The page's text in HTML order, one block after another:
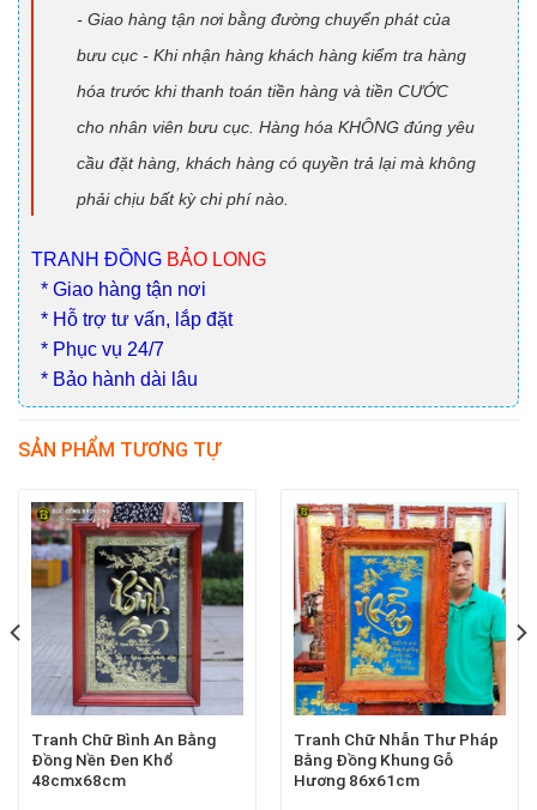
- Giao hàng tận nơi bằng đường chuyển phát của
bưu cục - Khi nhận hàng khách hàng kiểm tra hàng
hóa trước khi thanh toán tiền hàng và tiền CƯỚC
cho nhân viên bưu cục. Hàng hóa KHÔNG đúng yêu
cầu đặt hàng, khách hàng có quyền trả lại mà không
phải chịu bất kỳ chi phí nào.
TRANH ĐỒNG BẢO LONG
* Giao hàng tận nơi
* Hỗ trợ tư vấn, lắp đặt
* Phục vụ 24/7
* Bảo hành dài lâu
SẢN PHẨM TƯƠNG TỰ
Tranh Chữ Bình An Bằng
Đồng Nền Đen Khổ
48cmx68cm
Tranh Chữ Nhẫn Thư Pháp
Bằng Đồng Khung Gỗ
Hương 86x61cm